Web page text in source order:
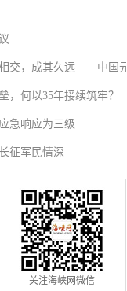
交，成其久远——中国元
大国气派
，何以35年接续筑牢？
急响应为三级
征军民情深
关注海峡网微信